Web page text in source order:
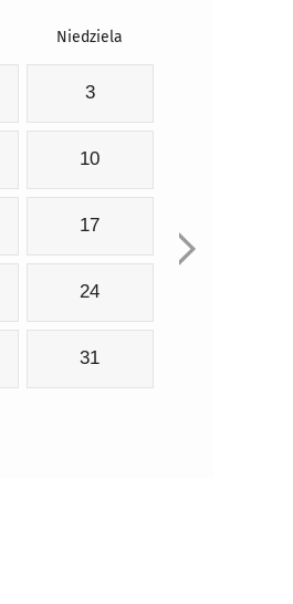
Niedziela
3
10
17
24
31